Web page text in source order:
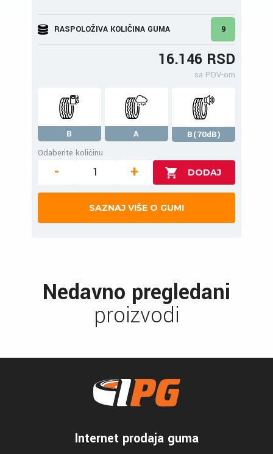
RASPOLOŽIVA KOLIČINA GUMA 9
16.146 RSD
sa PDV-om
B A
B(70dB)
Odaberite količinu
- +
SAZNAJ VIŠE O GUMI
Nedavno pregledani
proizvodi
Internet prodaja guma